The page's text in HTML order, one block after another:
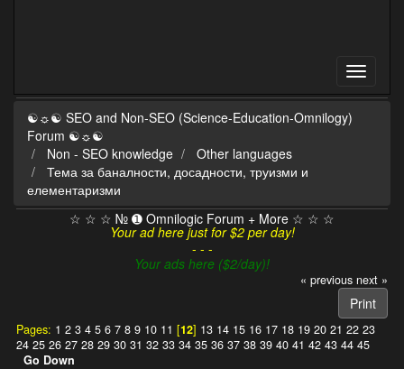
☯☼☯ SEO and Non-SEO (Science-Education-Omnilogy)
Forum ☯☼☯
Non - SEO knowledge
Other languages
Тема за баналности, досадности, труизми и
елементаризми
☆ ☆ ☆ № ➊ Omnilogic Forum + More ☆ ☆ ☆
Your ad here just for $2 per day!
- - -
Your ads here ($2/day)!
« previous next »
Print
Pages: 1 2 3 4 5 6 7 8 9 10 11 [12] 13 14 15 16 17 18 19 20 21 22 23
24 25 26 27 28 29 30 31 32 33 34 35 36 37 38 39 40 41 42 43 44 45
Go Down